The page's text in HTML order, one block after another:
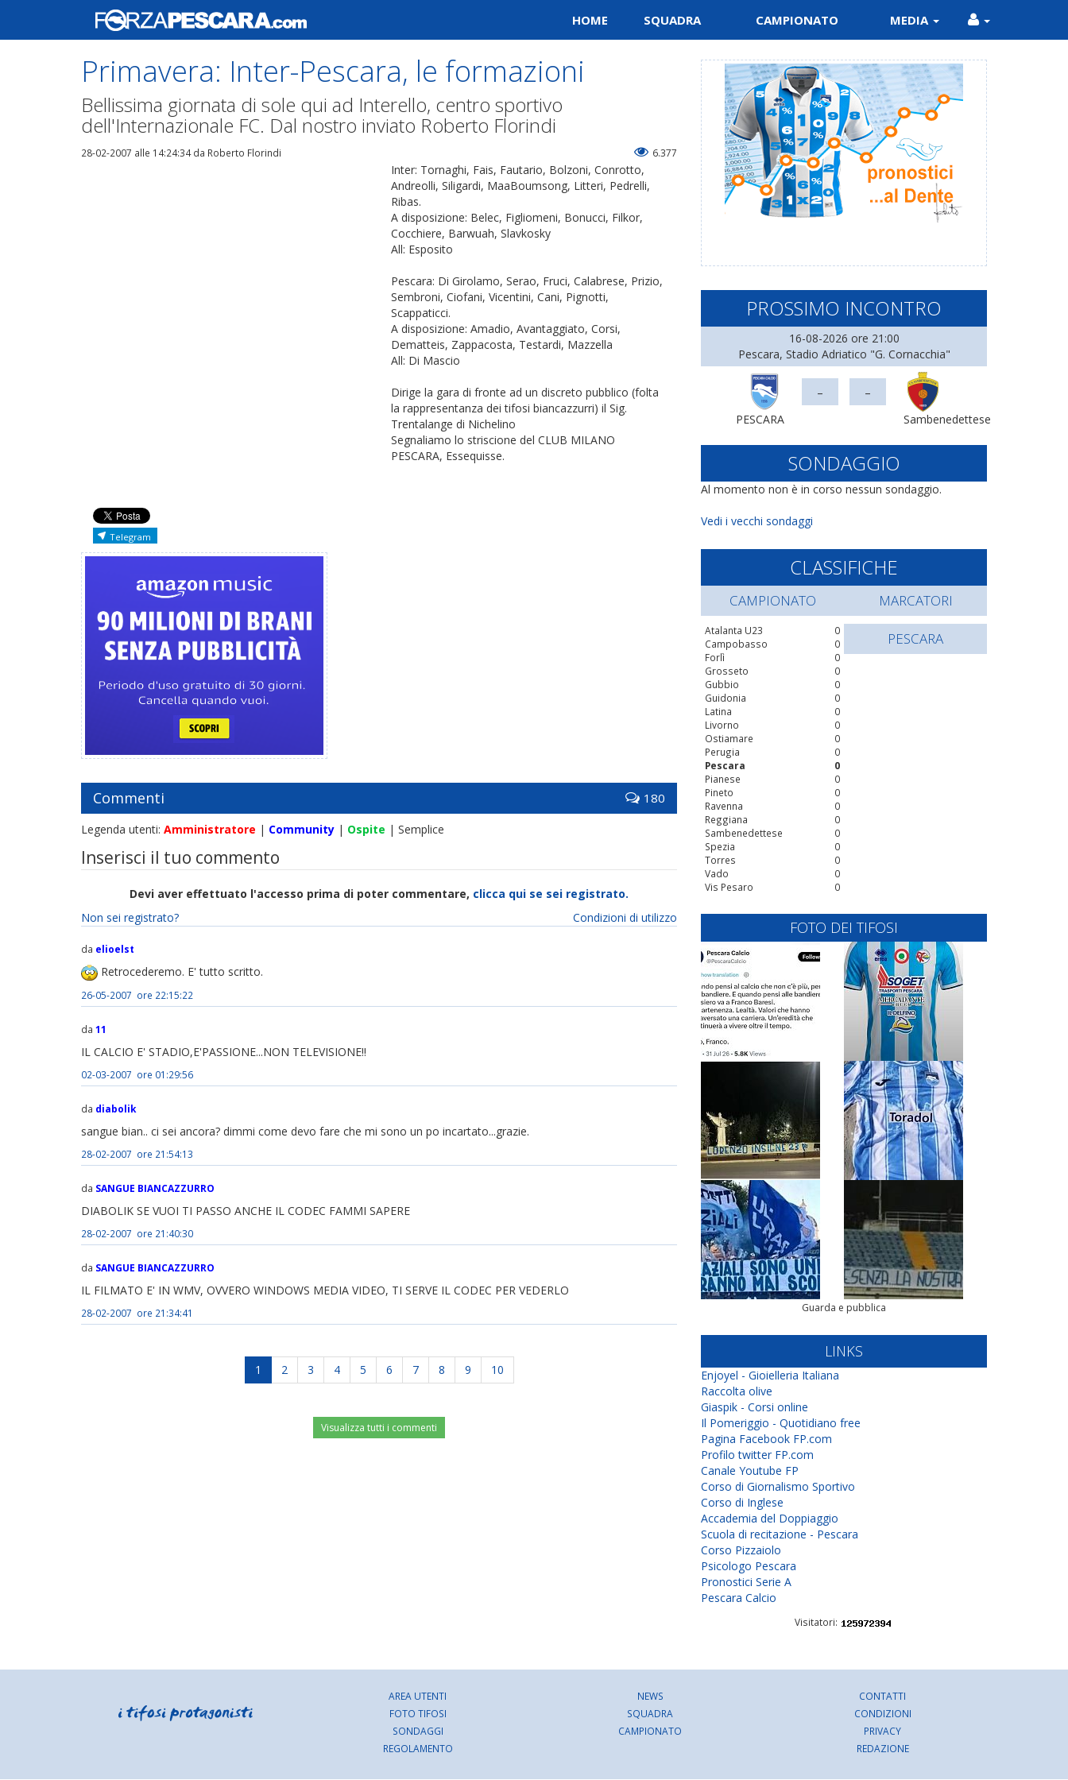
HOME SQUADRA CAMPIONATO MEDIA
Primavera: Inter-Pescara, le formazioni
Bellissima giornata di sole qui ad Interello, centro sportivo
dell'Internazionale FC. Dal nostro inviato Roberto Florindi
28-02-2007 alle 14:24:34da Roberto Florindi 6.377
Inter: Tornaghi, Fais, Fautario, Bolzoni, Conrotto,
Andreolli, Siligardi, MaaBoumsong, Litteri, Pedrelli,
Ribas.
A disposizione: Belec, Figliomeni, Bonucci, Filkor,
Cocchiere, Barwuah, Slavkosky
All: Esposito
Pescara: Di Girolamo, Serao, Fruci, Calabrese, Prizio,
Sembroni, Ciofani, Vicentini, Cani, Pignotti,
Scappaticci.
A disposizione: Amadio, Avantaggiato, Corsi,
Dematteis, Zappacosta, Testardi, Mazzella
All: Di Mascio
Dirige la gara di fronte ad un discreto pubblico (folta
la rappresentanza dei tifosi biancazzurri) il Sig.
Trentalange di Nichelino
Segnaliamo lo striscione del CLUB MILANO
PESCARA, Essequisse.
Telegram
Commenti 180
Legenda utenti: Amministratore | Community | Ospite | Semplice
Inserisci il tuo commento
Devi aver effettuato l'accesso prima di poter commentare, clicca qui se sei registrato.
Condizioni di utilizzo
Non sei registrato?
da elioelst
Retrocederemo. E' tutto scritto.
26-05-2007 ore 22:15:22
da 11
IL CALCIO E' STADIO,E'PASSIONE...NON TELEVISIONE!!
02-03-2007 ore 01:29:56
da diabolik
sangue bian.. ci sei ancora? dimmi come devo fare che mi sono un po incartato...grazie.
28-02-2007 ore 21:54:13
da SANGUE BIANCAZZURRO
DIABOLIK SE VUOI TI PASSO ANCHE IL CODEC FAMMI SAPERE
28-02-2007 ore 21:40:30
da SANGUE BIANCAZZURRO
IL FILMATO E' IN WMV, OVVERO WINDOWS MEDIA VIDEO, TI SERVE IL CODEC PER VEDERLO
28-02-2007 ore 21:34:41
1 2 3 4 5 6 7 8 9 10
Visualizza tutti i commenti
PROSSIMO INCONTRO
16-08-2026 ore 21:00
Pescara, Stadio Adriatico "G. Cornacchia"
PESCARA
- -
Sambenedettese
SONDAGGIO
Al momento non è in corso nessun sondaggio.
Vedi i vecchi sondaggi
CLASSIFICHE
CAMPIONATO
0
Atalanta U23
0
Campobasso
0
Forlì
0
Grosseto
0
Gubbio
0
Guidonia
0
Latina
0
Livorno
0
Ostiamare
0
Perugia
0
Pescara
0
Pianese
0
Pineto
0
Ravenna
0
Reggiana
0
Sambenedettese
0
Spezia
0
Torres
0
Vado
0
Vis Pesaro
MARCATORI
PESCARA
FOTO DEI TIFOSI
Guarda e pubblica
LINKS
Enjoyel - Gioielleria Italiana
Raccolta olive
Giaspik - Corsi online
Il Pomeriggio - Quotidiano free
Pagina Facebook FP.com
Profilo twitter FP.com
Canale Youtube FP
Corso di Giornalismo Sportivo
Corso di Inglese
Accademia del Doppiaggio
Scuola di recitazione - Pescara
Corso Pizzaiolo
Psicologo Pescara
Pronostici Serie A
Pescara Calcio
Visitatori:
AREA UTENTI
FOTO TIFOSI
SONDAGGI
REGOLAMENTO
NEWS
SQUADRA
CAMPIONATO
CONTATTI
CONDIZIONI
PRIVACY
REDAZIONE